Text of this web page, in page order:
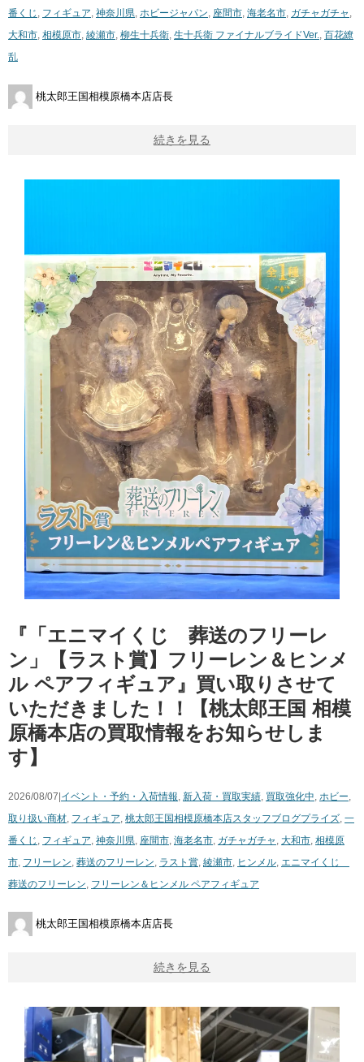
番くじ
フィギュア 神奈川県 ホビージャパン 座間市 海老名市 ガチャガチャ
大和市 相模原市 綾瀬市 柳生十兵衛 生十兵衛 ファイナルブライドVer. 百花繚
乱
桃太郎王国相模原橋本店店長
続きを見る
『「エニマイくじ 葬送のフリーレ
ン」【ラスト賞】フリーレン＆ヒンメ
ル ペアフィギュア』買い取りさせて
いただきました！！【桃太郎王国 相模
原橋本店の買取情報をお知らせしま
す】
2026/08/07| イベント・予約・入荷情報, 新入荷・買取実績, 買取強化中, ホビー,
取り扱い商材, フィギュア, 桃太郎王国相模原橋本店スタッフブログプライズ, 一
番くじ , フィギュア, 神奈川県, 座間市, 海老名市, ガチャガチャ , 大和市, 相模原
市, フリーレン, 葬送のフリーレン, ラスト賞, 綾瀬市, ヒンメル, エニマイくじ
葬送のフリーレン, フリーレン＆ヒンメル ペアフィギュア
桃太郎王国相模原橋本店店長
続きを見る